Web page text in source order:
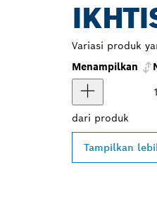
Variasi produk
Menampilkan
dari produk
Tampilkan